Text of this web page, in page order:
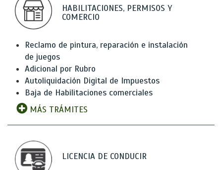
HABILITACIONES, PERMISOS Y
COMERCIO
Reclamo de pintura, reparación e instalación
de juegos
Adicional por Rubro
Autoliquidación Digital de Impuestos
Baja de Habilitaciones comerciales
MÁS TRÁMITES
LICENCIA DE CONDUCIR